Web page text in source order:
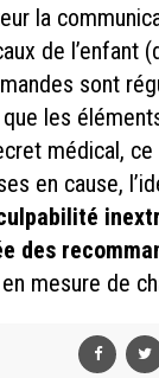
la
de l’enfant
sont
les
médical,
en cause,
des
mesure de